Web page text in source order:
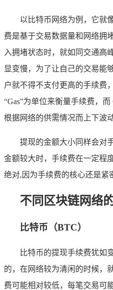
以比特币网络为例，它就
费是基于交易数据量和网络拥
入拥堵状态时，就如同交通高
显变慢，为了让自己的交易能
户就不得不支付更高的手续费，
“Gas”为单位来衡量手续费，
根据网络的供需情况而上下波动
提现的金额大小同样会对
金额较大时，手续费在一定程
绝对,因为手续费的核心还是紧
不同区块链网络
比特币（BTC）
比特币的提现手续费犹如
的，在网络较为清闲的时候，
费可能相对较低，每笔交易可